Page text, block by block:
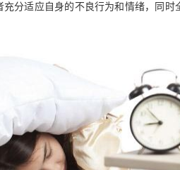
分适应自身的不良行为和情绪，同时